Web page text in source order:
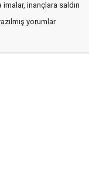
inançlara saldırı
yorumlar